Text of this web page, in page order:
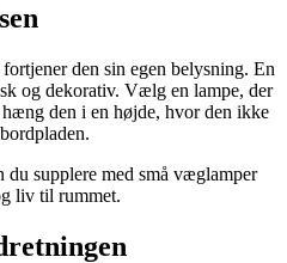
den sin egen belysning. En
og dekorativ. Vælg en lampe, der
den i en højde, hvor den ikke
du supplere med små væglamper
liv til rummet.